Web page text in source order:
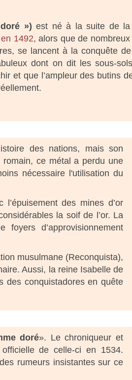
») est né à la suite de la
1492, alors que de nombreux
se lancent à la conquête
dont on dit les sous-
et que l’ampleur des butins
des nations, mais son
romain, ce métal a perdu une
nécessaire l'utilisation du
des mines d’or
la soif de l’or. La
foyers d’approvisionnement
musulmane (Reconquista),
Aussi, la reine Isabelle de
des conquistadores en quête
doré». Le chroniqueur et
de celle-ci en 1534.
rumeurs insistantes sur ce